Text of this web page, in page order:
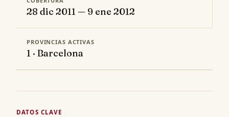
28 dic 2011 — 9 ene 2012
PROVINCIAS ACTIVAS
1 · Barcelona
DATOS CLAVE